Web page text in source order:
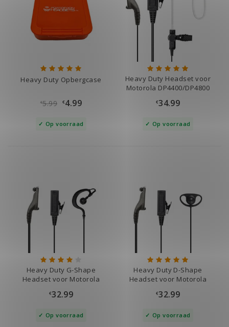
Heavy Duty Opbergcase
€5.99 €4.99
Op voorraad
Heavy Duty Headset voor
Motorola DP4400/DP4800
€34.99
Op voorraad
Heavy Duty G-Shape
Headset voor Motorola
€32.99
Op voorraad
Heavy Duty D-Shape
Headset voor Motorola
€32.99
Op voorraad